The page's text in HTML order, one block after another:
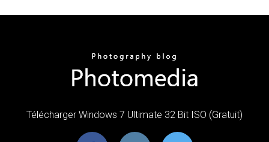
Télécharger Windows 7 Ultimate 32 Bit ISO (Gratuit)